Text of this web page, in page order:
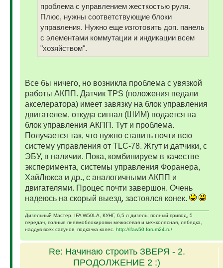
проблема с управлением жесткостью руля.
Плюс, нужны соответствующие блоки
управления. Нужно еще изготовить доп. панель
с элементами коммутации и индикации всем
"хозяйством".
Все бы ничего, но возникла проблема с увязкой
работы АКПП. Датчик ТPS (положения педали
акселератора) имеет завязку на блок управления
двигателем, откуда сигнал (ШИМ) подается на
блок управления АКПП. Тут и проблема.
Получается так, что нужно ставить почти всю
систему управления от TLC-78. Жгут и датчики, с
ЭБУ, в наличии. Пока, комбинируем в качестве
эксперимента, системы управления Форанера,
ХайЛюкса и др., с аналогичными АКПП и
двигателями. Процес почти завершон. Очень
надеюсь на скорый выезд, застоялся конек.
Дизельный Мастер. IFA W50LA, КУНГ, 6,5 л дизель, полный привод, 5
передач, полные пневмоблокировки межосевая и межколесная, лебедка,
наддув всех сапунов, подкачка колес. http://ifaw50.forum24.ru/
Re: Начинаю строить ЗВЕРЯ - 2.
ПРОДОЛЖЕНИЕ 2 :)